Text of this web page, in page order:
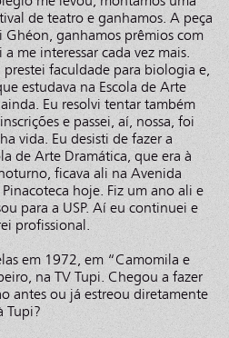
de teatro e ganhamos. A peça
Ghéon, ganhamos prêmios com
me interessar cada vez mais.
faculdade para biologia e,
estudava na Escola de Arte
Eu resolvi tentar também
e passei, aí, nossa, foi
vida. Eu desisti de fazer a
de Arte Dramática, que era à
ficava ali na Avenida
hoje. Fiz um ano ali e
para a USP. Aí eu continuei e
profissional.
em 1972, em “Camomila e
na TV Tupi. Chegou a fazer
antes ou já estreou diretamente
Tupi?